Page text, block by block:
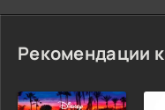
Рекомендации